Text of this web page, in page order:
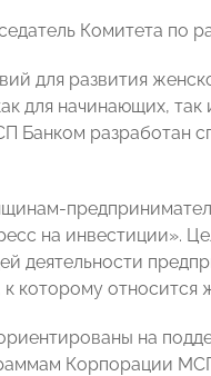
Комитета
для развития
для начинающих,
разработан
на инвестиции».
деятельности
к которому
на
Корпорации